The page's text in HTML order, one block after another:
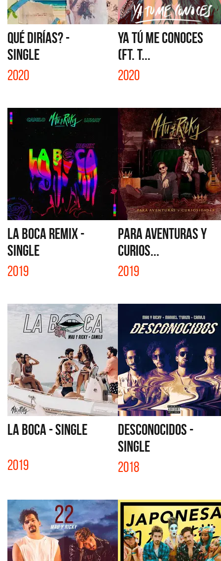
QUÉ DIRÍAS? -
SINGLE
2020
YA TÚ ME CONOCES
(FT. T...
2020
LA BOCA REMIX -
SINGLE
2019
PARA AVENTURAS Y
CURIOS...
2019
LA BOCA - SINGLE
2019
DESCONOCIDOS -
SINGLE
2018